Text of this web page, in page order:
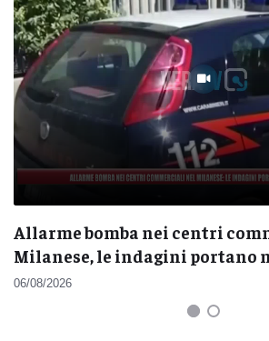
Allarme bomba nei centri
Milanese, le indagini portano
06/08/2026